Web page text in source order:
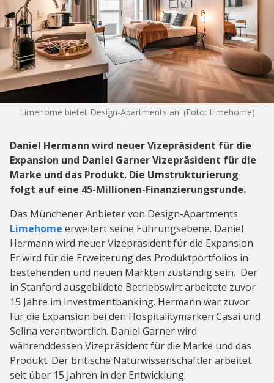
Limehome bietet Design-Apartments an. (Foto: Limehome)
Daniel Hermann wird neuer Vizepräsident für die
Expansion und Daniel Garner Vizepräsident für die
Marke und das Produkt. Die Umstrukturierung
folgt auf eine 45-Millionen-Finanzierungsrunde.
Das Münchener Anbieter von Design-Apartments
Limehome erweitert seine Führungsebene. Daniel
Hermann wird neuer Vizepräsident für die Expansion.
Er wird für die Erweiterung des Produktportfolios in
bestehenden und neuen Märkten zuständig sein. Der
in Stanford ausgebildete Betriebswirt arbeitete zuvor
15 Jahre im Investmentbanking. Hermann war zuvor
für die Expansion bei den Hospitalitymarken Casai und
Selina verantwortlich. Daniel Garner wird
währenddessen Vizepräsident für die Marke und das
Produkt. Der britische Naturwissenschaftler arbeitet
seit über 15 Jahren in der Entwicklung.